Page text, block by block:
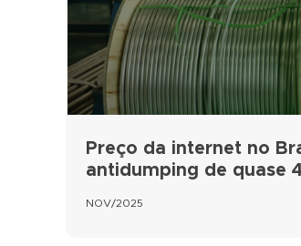
Preço da internet no
antidumping de quase
NOV/2025